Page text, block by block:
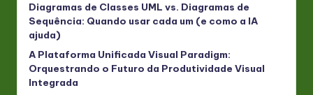
Diagramas de Classes UML vs. Diagramas de
Sequência: Quando usar cada um (e como a IA
ajuda)
A Plataforma Unificada Visual Paradigm:
Orquestrando o Futuro da Produtividade Visual
Integrada